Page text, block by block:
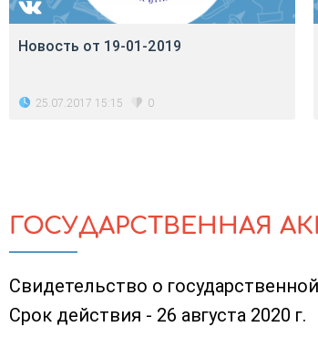
Новость от 19-01-2019
25.07.2017 15:15 0
ГОСУДАРСТВЕННАЯ
Свидетельство о
Срок действия - 26 августа 2020 г.